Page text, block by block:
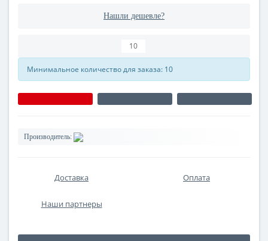
Нашли дешевле?
Минимальное количество для заказа: 10
Производитель:
Доставка Оплата
Наши партнеры